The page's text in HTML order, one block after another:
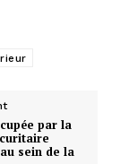
par la
sein de la